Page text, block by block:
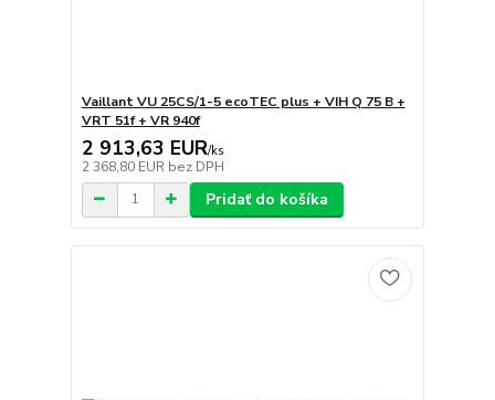
Vaillant VU 25CS/1-5 ecoTEC plus + VIH Q 75 B +
VRT 51f + VR 940f
2 913,63 EUR/ks
2 368,80 EUR bez DPH
Pridať do košíka